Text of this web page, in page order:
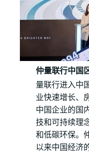
仲量联行中国
量联行进入中
业快速增长、
中国企业的国
技和可持续理
和低碳环保。
以来中国经济